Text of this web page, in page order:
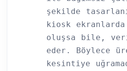
şekilde
kiosk
oluşsa bile, veri
eder. Böylece
kesintiye